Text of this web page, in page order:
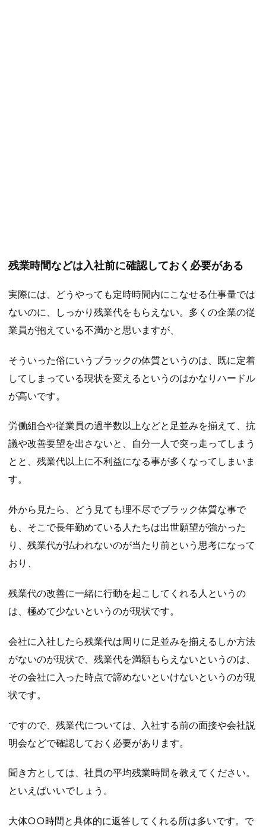
残業時間などは入社前に確認しておく必要がある
実際には、どうやっても定時時間内にこなせる仕事量では
ないのに、しっかり残業代をもらえない。多くの企業の従
業員が抱えている不満かと思いますが、
そういった俗にいうブラックの体質というのは、既に定着
してしまっている現状を変えるというのはかなりハードル
が高いです。
労働組合や従業員の過半数以上などと足並みを揃えて、抗
議や改善要望を出さないと、自分一人で突っ走ってしまう
とと、残業代以上に不利益になる事が多くなってしまいま
す。
外から見たら、どう見ても理不尽でブラック体質な事で
も、そこで長年勤めている人たちは出世願望が強かった
り、残業代が払われないのが当たり前という思考になって
おり、
残業代の改善に一緒に行動を起こしてくれる人というの
は、極めて少ないというのが現状です。
会社に入社したら残業代は周りに足並みを揃えるしか方法
がないのが現状で、残業代を満額もらえないというのは、
その会社に入った時点で諦めないといけないというのが現
状です。
ですので、残業代については、入社する前の面接や会社説
明会などで確認しておく必要があります。
聞き方としては、社員の平均残業時間を教えてください。
といえばいいでしょう。
大体○○時間と具体的に返答してくれる所は多いです。で